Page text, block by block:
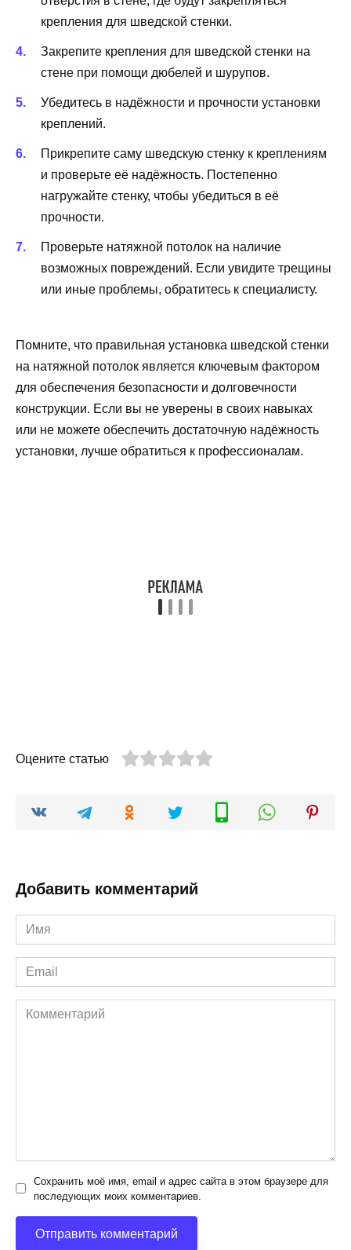
крепления для шведской стенки.
Закрепите крепления для шведской стенки на
стене при помощи дюбелей и шурупов.
Убедитесь в надёжности и прочности установки
креплений.
Прикрепите саму шведскую стенку к креплениям
и проверьте её надёжность. Постепенно
нагружайте стенку, чтобы убедиться в её
прочности.
Проверьте натяжной потолок на наличие
возможных повреждений. Если увидите трещины
или иные проблемы, обратитесь к специалисту.
Помните, что правильная установка шведской стенки
на натяжной потолок является ключевым фактором
для обеспечения безопасности и долговечности
конструкции. Если вы не уверены в своих навыках
или не можете обеспечить достаточную надёжность
установки, лучше обратиться к профессионалам.
Оцените статью
Добавить комментарий
Имя
*
Email
*
Комментарий
Сохранить моё имя, email и адрес сайта в этом браузере для
последующих моих комментариев.